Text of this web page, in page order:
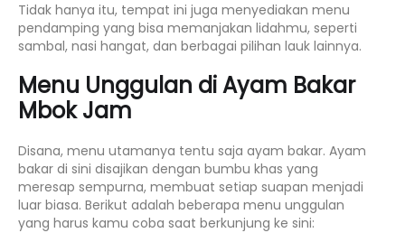
Tidak hanya itu, tempat ini juga menyediakan menu
pendamping yang bisa memanjakan lidahmu, seperti
sambal, nasi hangat, dan berbagai pilihan lauk lainnya.
Menu Unggulan di Ayam Bakar
Mbok Jam
Disana, menu utamanya tentu saja ayam bakar. Ayam
bakar di sini disajikan dengan bumbu khas yang
meresap sempurna, membuat setiap suapan menjadi
luar biasa. Berikut adalah beberapa menu unggulan
yang harus kamu coba saat berkunjung ke sini: